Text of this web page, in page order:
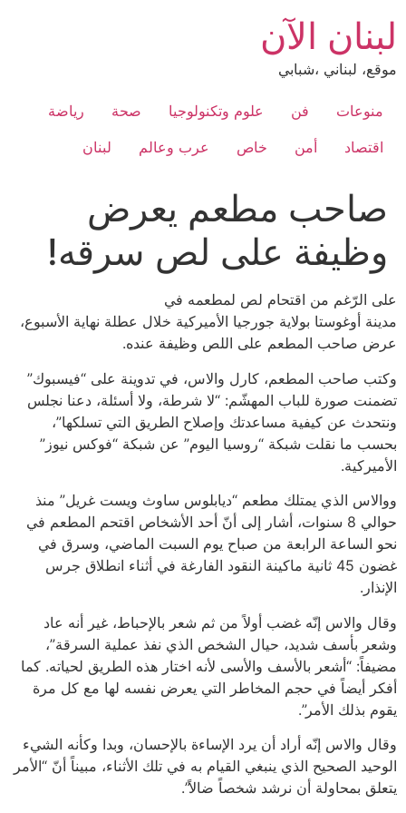
content
لبنان الآن
موقع، لبناني ،شبابي
منوعات فن علوم وتكنولوجيا صحة
رياضة
اقتصاد
أمن خاص عرب وعالم لبنان
صاحب مطعم يعرض
وظيفة على لص سرقه!
على الرّغم من اقتحام لص لمطعمه في
مدينة أوغوستا بولاية جورجيا الأميركية خلال عطلة نهاية الأسبوع،
عرض صاحب المطعم على اللص وظيفة عنده.
وكتب صاحب المطعم، كارل والاس، في تدوينة على “فيسبوك”
تضمنت صورة للباب المهشّم: “لا شرطة، ولا أسئلة، دعنا نجلس
ونتحدث عن كيفية مساعدتك وإصلاح الطريق التي تسلكها”،
بحسب ما نقلت شبكة “روسيا اليوم” عن شبكة “فوكس نيوز”
الأميركية.
ووالاس الذي يمتلك مطعم “ديابلوس ساوث ويست غريل” منذ
حوالي 8 سنوات، أشار إلى أنّ أحد الأشخاص اقتحم المطعم في
نحو الساعة الرابعة من صباح يوم السبت الماضي، وسرق في
غضون 45 ثانية ماكينة النقود الفارغة في أثناء انطلاق جرس
الإنذار.
وقال والاس إنّه غضب أولاً من ثم شعر بالإحباط، غير أنه عاد
وشعر بأسف شديد، حيال الشخص الذي نفذ عملية السرقة”،
مضيفاً: “أشعر بالأسف والأسى لأنه اختار هذه الطريق لحياته. كما
أفكر أيضاً في حجم المخاطر التي يعرض نفسه لها مع كل مرة
يقوم بذلك الأمر”.
وقال والاس إنّه أراد أن يرد الإساءة بالإحسان، وبدا وكأنه الشيء
الوحيد الصحيح الذي ينبغي القيام به في تلك الأثناء، مبيناً أنّ “الأمر
يتعلق بمحاولة أن نرشد شخصاً ضالاً”.